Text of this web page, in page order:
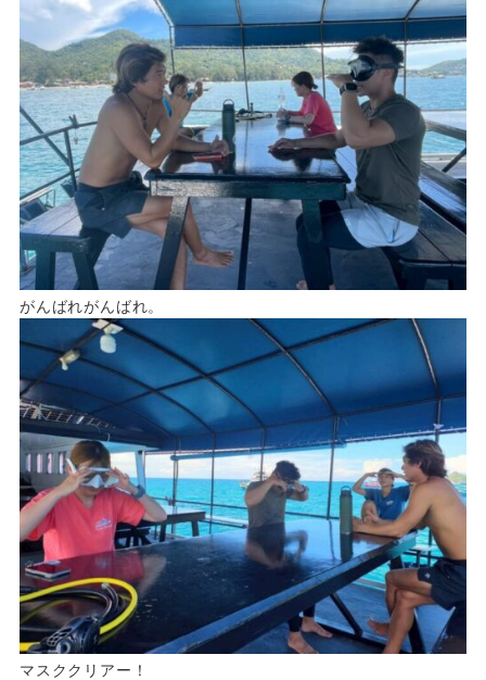
がんばれがんばれ。
マスククリアー！